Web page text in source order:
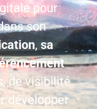
pour
son
on, sa
de visibilité
développer